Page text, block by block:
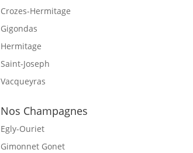
Crozes-Hermitage
Gigondas
Hermitage
Saint-Joseph
Vacqueyras
Nos Champagnes
Egly-Ouriet
Gimonnet Gonet